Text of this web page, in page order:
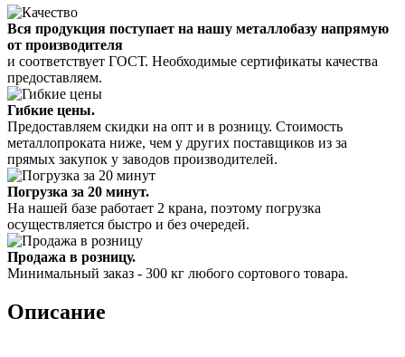
Вся продукция поступает на нашу металлобазу напрямую
от производителя
и соответствует ГОСТ. Необходимые сертификаты качества
предоставляем.
Гибкие цены.
Предоставляем скидки на опт и в розницу. Стоимость
металлопроката ниже, чем у других поставщиков из за
прямых закупок у заводов производителей.
Погрузка за 20 минут.
На нашей базе работает 2 крана, поэтому погрузка
осуществляется быстро и без очередей.
Продажа в розницу.
Минимальный заказ - 300 кг любого сортового товара.
Описание